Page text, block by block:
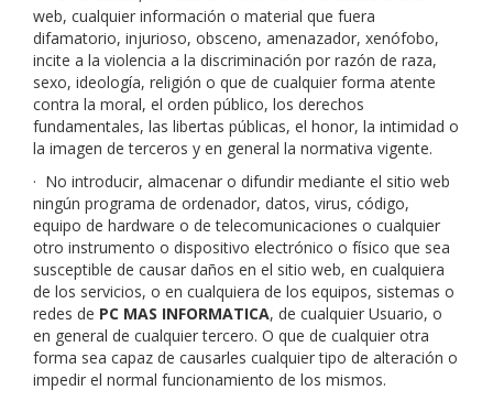
web, cualquier información o material que fuera
difamatorio, injurioso, obsceno, amenazador, xenófobo,
incite a la violencia a la discriminación por razón de raza,
sexo, ideología, religión o que de cualquier forma atente
contra la moral, el orden público, los derechos
fundamentales, las libertas públicas, el honor, la intimidad o
la imagen de terceros y en general la normativa vigente.
· No introducir, almacenar o difundir mediante el sitio web
ningún programa de ordenador, datos, virus, código,
equipo de hardware o de telecomunicaciones o cualquier
otro instrumento o dispositivo electrónico o físico que sea
susceptible de causar daños en el sitio web, en cualquiera
de los servicios, o en cualquiera de los equipos, sistemas o
redes de PC MAS INFORMATICA, de cualquier Usuario, o
en general de cualquier tercero. O que de cualquier otra
forma sea capaz de causarles cualquier tipo de alteración o
impedir el normal funcionamiento de los mismos.